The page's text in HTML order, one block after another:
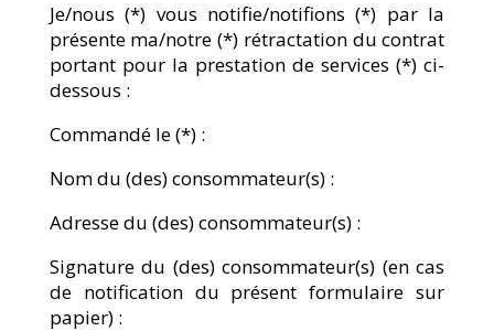
Je/nous (*) vous notifie/notifions (*) par la
présente ma/notre (*) rétractation du contrat
portant pour la prestation de services (*) ci-
dessous :
Commandé le (*) :
Nom du (des) consommateur(s) :
Adresse du (des) consommateur(s) :
Signature du (des) consommateur(s) (en cas
de notification du présent formulaire sur
papier) :